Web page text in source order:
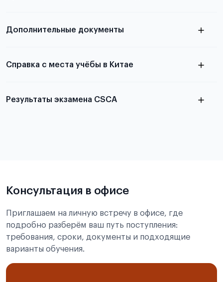
статье
Дополнительные документы
Справка с места учёбы в Китае
Результаты экзамена CSCA
Консультация в офисе
Приглашаем на личную встречу в офисе, где
подробно разберём ваш путь поступления:
требования, сроки, документы и подходящие
варианты обучения.